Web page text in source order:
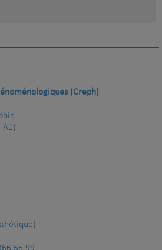
(Creph)
A1)